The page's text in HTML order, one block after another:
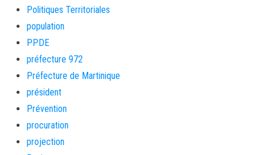
Politiques Territoriales
population
PPDE
préfecture 972
Préfecture de Martinique
président
Prévention
procuration
projection